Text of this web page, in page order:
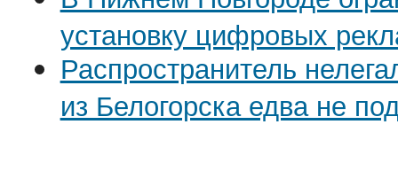
установку цифровых
Распространитель
из Белогорска едва не